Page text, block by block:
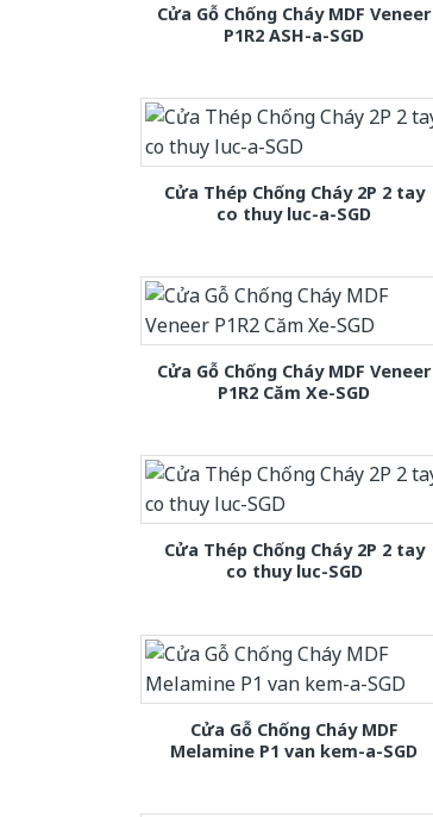
Cửa Gỗ Chống Cháy MDF Veneer
P1R2 ASH-a-SGD
Cửa Thép Chống Cháy 2P 2 tay
co thuy luc-a-SGD
Cửa Gỗ Chống Cháy MDF Veneer
P1R2 Căm Xe-SGD
Cửa Thép Chống Cháy 2P 2 tay
co thuy luc-SGD
Cửa Gỗ Chống Cháy MDF
Melamine P1 van kem-a-SGD